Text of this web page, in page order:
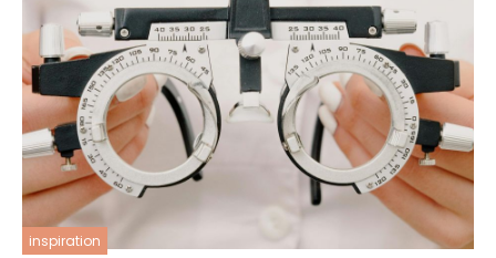
inspiration